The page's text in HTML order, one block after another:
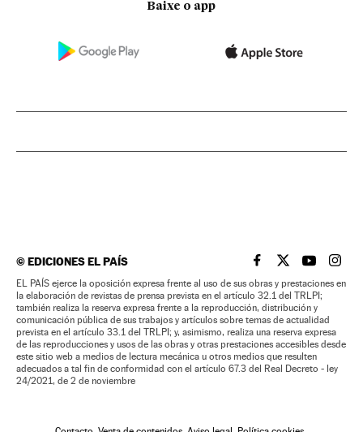
Baixe o app
©EDICIONES EL PAÍS EL PAÍS BRASIL EN
EL PAÍSEL PAÍS
EL
EL PAÍS ejerce la oposición expresa frente al uso de sus obras y prestaciones en
la elaboración de revistas de prensa prevista en el artículo 32.1 del TRLPI;
también realiza la reserva expresa frente a la reproducción, distribución y
comunicación pública de sus trabajos y artículos sobre temas de actualidad
prevista en el artículo 33.1 del TRLPI; y, asimismo, realiza una reserva expresa
de las reproducciones y usos de las obras y otras prestaciones accesibles desde
este sitio web a medios de lectura mecánica u otros medios que resulten
adecuados a tal fin de conformidad con el artículo 67.3 del Real Decreto - ley
24/2021, de 2 de noviembre